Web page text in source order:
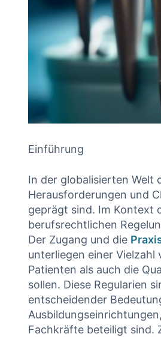
Einführung
In ‍der globalisierten Welt‍
Herausforderungen‍ und
geprägt sind. Im​ Kontext
berufsrechtlichen​
Der Zugang und die
unterliegen einer
Patienten als auch die
sollen. Diese Regularien
entscheidender⁣
Fachkräfte beteiligt sind.